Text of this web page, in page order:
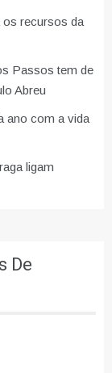
os recursos da
Passos tem de
Abreu
ano com a vida
ligam
De